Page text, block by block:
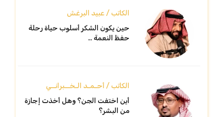
الكاتب / عبيد البرغش
حين يكون الشكر أسلوب حياة رحلة
حفظ النعمة ..
الكاتب / أحـمـد الـخــبرانــي
أين اختفت الجن؟ وهل أخذت إجازة
من البشر؟